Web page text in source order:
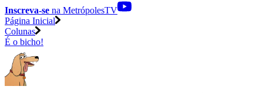
Inscreva-se na MetrópolesTV
Página Inicial
Colunas
É o bicho!